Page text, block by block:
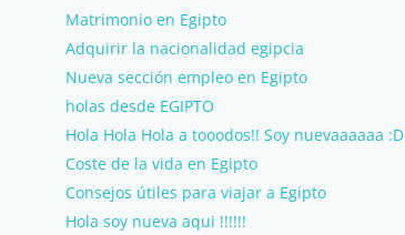
Matrimonio en Egipto
Adquirir la nacionalidad egipcia
Nueva sección empleo en Egipto
holas desde EGIPTO
Hola Hola Hola a tooodos!! Soy nuevaaaaaa :D
Coste de la vida en Egipto
Consejos útiles para viajar a Egipto
Hola soy nueva aqui !!!!!!